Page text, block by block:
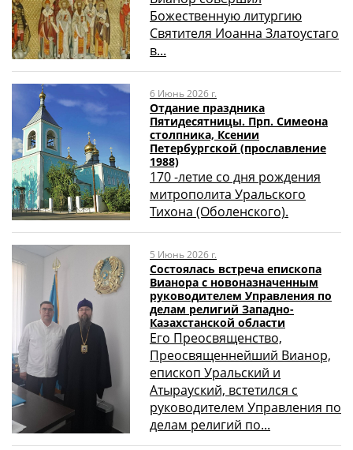
Божественную литургию
Святителя Иоанна Златоустаго
в...
6 Июнь 2026 г.
Отдание праздника
Пятидесятницы. Прп. Симеона
столпника, Ксении
Петербургской (прославление
1988)
170 -летие со дня рождения
митрополита Уральского
Тихона (Оболенского).
5 Июнь 2026 г.
Состоялась встреча епископа
Вианора с новоназначенным
руководителем Управления по
делам религий Западно-
Казахстанской области
Его Преосвященство,
Преосвященнейший Вианор,
епископ Уральский и
Атырауский, встетился с
руководителем Управления по
делам религий по...